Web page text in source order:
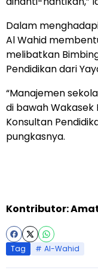
Dalam
Al Wahid
melibatkan
Pendidikan dari
“Manajemen
di bawah Wakasek
Konsultan
pungkasnya.
Kontributor:
Tag Al-Wahid